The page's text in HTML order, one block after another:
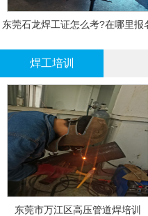
东莞石龙焊工证怎么考?在哪里报
焊工培训
东莞市万江区高压管道焊培训